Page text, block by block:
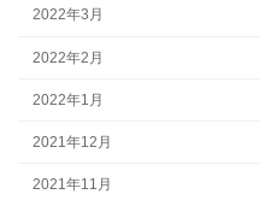
2022年3月
2022年2月
2022年1月
2021年12月
2021年11月